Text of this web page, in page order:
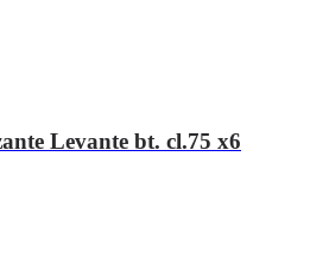
Levante bt. cl.75 x6